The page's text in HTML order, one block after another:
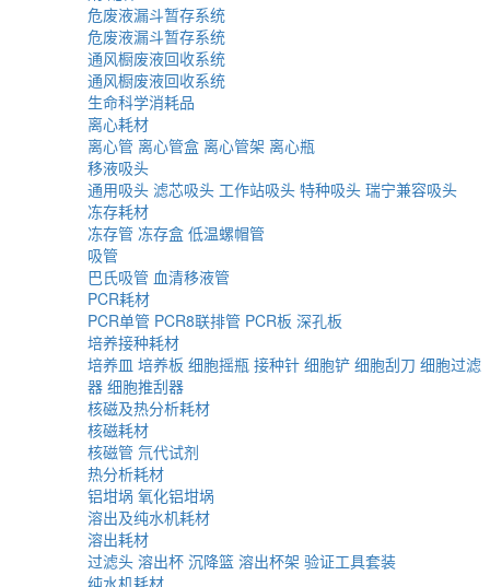
危废液漏斗暂存系统
危废液漏斗暂存系统
通风橱废液回收系统
通风橱废液回收系统
生命科学消耗品
离心耗材
离心管 离心管盒 离心管架 离心瓶
移液吸头
通用吸头 滤芯吸头 工作站吸头 特种吸头 瑞宁兼容吸头
冻存耗材
冻存管 冻存盒 低温螺帽管
吸管
巴氏吸管 血清移液管
PCR耗材
PCR单管 PCR8联排管 PCR板 深孔板
培养接种耗材
培养皿 培养板 细胞摇瓶 接种针 细胞铲 细胞刮刀 细胞过滤
器 细胞推刮器
核磁及热分析耗材
核磁耗材
核磁管 氘代试剂
热分析耗材
铝坩埚 氧化铝坩埚
溶出及纯水机耗材
溶出耗材
过滤头 溶出杯 沉降篮 溶出杯架 验证工具套装